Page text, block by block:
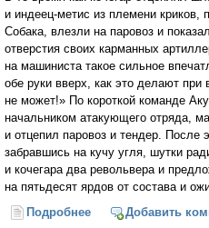
и индеец-метис из племени
Собака, влезли на паровоз и
отверстия своих карманных
на машиниста такое сильное
обе руки вверх, как это делают
не может!» По короткой команде
начальником атакующего отряда,
и отцепил паровоз и тендер. После
забравшись на кучу угля, шутки
и кочегара два револьвера и
на пятьдесят ярдов от состава и
Подробнее о Дороги,Добавить